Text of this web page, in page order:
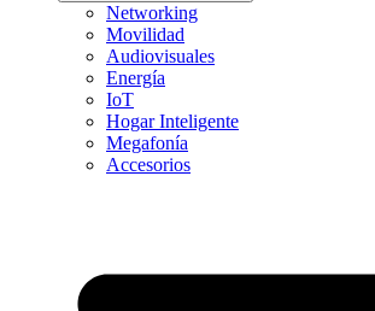
Networking
Movilidad
Audiovisuales
Energía
IoT
Hogar Inteligente
Megafonía
Accesorios